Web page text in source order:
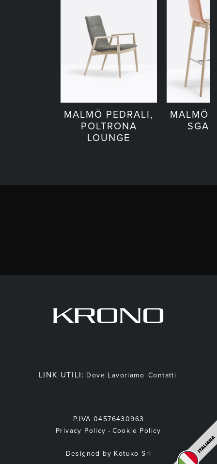
MALMÖ PEDRALI,
POLTRONA
LOUNGE
MALMÖ
LINK UTILI: Dove Lavoriamo Contatti
P.IVA 04576430963
Privacy Policy - Cookie Policy
Designed by Kotuko Srl